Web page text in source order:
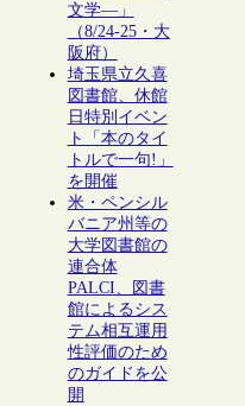
文学―」
（8/24-25・大
阪府）
埼玉県立久喜
図書館、休館
日特別イベン
ト「本のタイ
トルで一句!」
を開催
米・ペンシル
バニア州等の
大学図書館の
連合体
PALCI、図書
館によるシス
テム相互運用
性評価のため
のガイドを公
開